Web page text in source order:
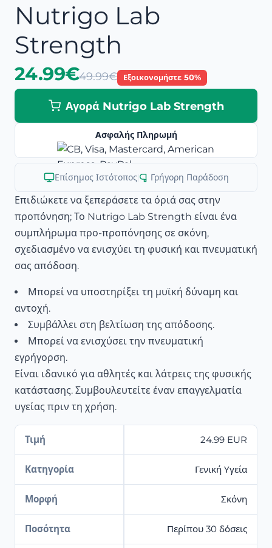
Nutrigo Lab
Strength
24.99€49.99€ Εξοικονομήστε 50%
Αγορά Nutrigo Lab Strength
Ασφαλής Πληρωμή
Επίσημος Ιστότοπος| Γρήγορη Παράδοση
Επιδιώκετε να ξεπεράσετε τα όριά σας στην
προπόνηση; Το Nutrigo Lab Strength είναι ένα
συμπλήρωμα προ-προπόνησης σε σκόνη,
σχεδιασμένο να ενισχύει τη φυσική και πνευματική
σας απόδοση.
Μπορεί να υποστηρίξει τη μυϊκή δύναμη και
αντοχή.
Συμβάλλει στη βελτίωση της απόδοσης.
Μπορεί να ενισχύσει την πνευματική
εγρήγορση.
Είναι ιδανικό για αθλητές και λάτρεις της φυσικής
κατάστασης. Συμβουλευτείτε έναν επαγγελματία
υγείας πριν τη χρήση.
Τιμή 24.99 EUR
Κατηγορία Γενική Υγεία
Μορφή Σκόνη
Ποσότητα Περίπου 30 δόσεις